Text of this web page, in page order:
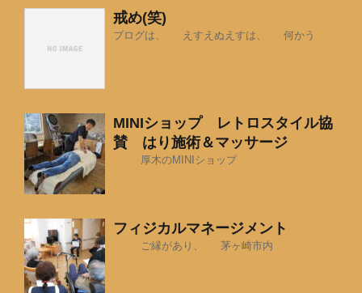
戒め(笑)
ブログは、 えすえぬえすは、 何かう
MINIショップ レトロスタイル協
賛 はり施術＆マッサージ
厚木のMINIショップ
フィジカルマネージメント
ご縁があり、 茅ヶ崎市内